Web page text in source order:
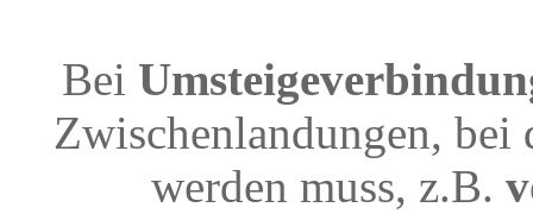
Bei
Zwischenlandungen, bei
werden muss, z.B.